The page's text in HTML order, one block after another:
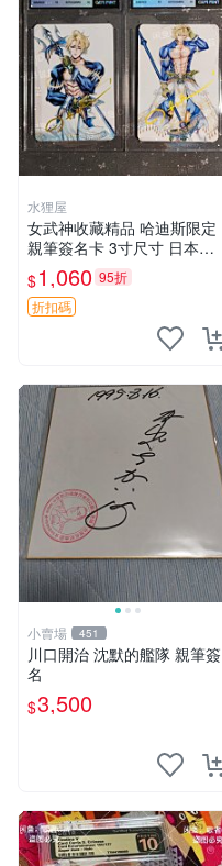
水狸屋
女武神收藏精品 哈迪斯限定
親筆簽名卡 3寸尺寸 日本中
古正品 隨機附泡沫包裝 國際
速遞 女武神卡片 哈迪斯簽名
簽名卡周邊
$1,060 95折
折扣碼
小賣場 451
川口開治 沈默的艦隊 親筆簽
名
$3,500